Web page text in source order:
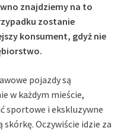
znajdziemy na to
zostanie
konsument, gdyż nie
pojazdy są
w każdym mieście,
sportowe i ekskluzywne
Oczywiście idzie za